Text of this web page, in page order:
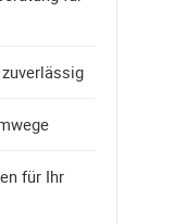
für Ihr